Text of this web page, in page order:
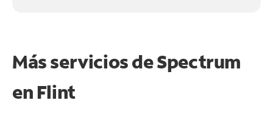
Más servicios de Spectrum
en Flint